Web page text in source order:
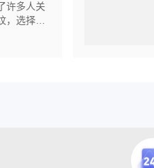
许多人关
选择一